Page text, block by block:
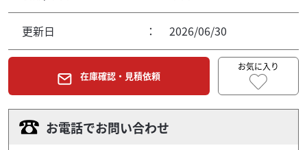
更新日 ： 2026/06/30
在庫確認・見積依頼
お気に入り
お電話でお問い合わせ